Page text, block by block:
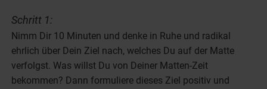
Schritt 1:
Nimm Dir 10 Minuten und denke in Ruhe und radikal
ehrlich über Dein Ziel nach, welches Du auf der Matte
verfolgst. Was willst Du von Deiner Matten-Zeit
bekommen? Dann formuliere dieses Ziel positiv und